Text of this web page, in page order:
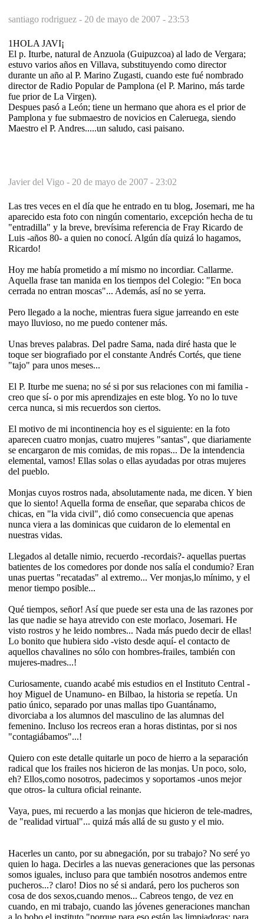
santiago rodriguez - 20 de mayo de 2007 - 23:53
1HOLA JAVI¡
El p. Iturbe, natural de Anzuola (Guipuzcoa) al lado de Vergara;
estuvo varios años en Villava, substituyendo como director
durante un año al P. Marino Zugasti, cuando este fué nombrado
director de Radio Popular de Pamplona (el P. Marino, más tarde
fue prior de La Virgen).
Despues pasó a León; tiene un hermano que ahora es el prior de
Pamplona y fue submaestro de novicios en Caleruega, siendo
Maestro el P. Andres.....un saludo, casi paisano.
Javier del Vigo - 20 de mayo de 2007 - 23:02
Las tres veces en el día que he entrado en tu blog, Josemari, me ha
aparecido esta foto con ningún comentario, excepción hecha de tu
"entradilla" y la breve, brevísima referencia de Fray Ricardo de
Luis -años 80- a quien no conocí. Algún día quizá lo hagamos,
Ricardo!
Hoy me había prometido a mí mismo no incordiar. Callarme.
Aquella frase tan manida en los tiempos del Colegio: "En boca
cerrada no entran moscas"... Además, así no se yerra.
Pero llegado a la noche, mientras fuera sigue jarreando en este
mayo lluvioso, no me puedo contener más.
Unas breves palabras. Del padre Sama, nada diré hasta que le
toque ser biografiado por el constante Andrés Cortés, que tiene
"tajo" para unos meses...
El P. Iturbe me suena; no sé si por sus relaciones con mi familia -
creo que sí- o por mis aprendizajes en este blog. Yo no lo tuve
cerca nunca, si mis recuerdos son ciertos.
El motivo de mi incontinencia hoy es el siguiente: en la foto
aparecen cuatro monjas, cuatro mujeres "santas", que diariamente
se encargaron de mis comidas, de mis ropas... De la intendencia
elemental, vamos! Ellas solas o ellas ayudadas por otras mujeres
del pueblo.
Monjas cuyos rostros nada, absolutamente nada, me dicen. Y bien
que lo siento! Aquella forma de enseñar, que separaba chicos de
chicas, en "la vida civil", dió como consecuencia que apenas
nunca viera a las dominicas que cuidaron de lo elemental en
nuestras vidas.
Llegados al detalle nimio, recuerdo -recordais?- aquellas puertas
batientes de los comedores por donde nos salía el condumio? Eran
unas puertas "recatadas" al extremo... Ver monjas,lo mínimo, y el
menor tiempo posible...
Qué tiempos, señor! Así que puede ser esta una de las razones por
las que nadie se haya atrevido con este morlaco, Josemari. He
visto rostros y he leido nombres... Nada más puedo decir de ellas!
Lo bonito que hubiera sido -visto desde aquí- el contacto de
aquellos chavalines no sólo con hombres-frailes, también con
mujeres-madres...!
Curiosamente, cuando acabé mis estudios en el Instituto Central -
hoy Miguel de Unamuno- en Bilbao, la historia se repetía. Un
patio único, separado por unas mallas tipo Guantánamo,
divorciaba a los alumnos del masculino de las alumnas del
femenino. Incluso los recreos eran a horas distintas, por si nos
"contagiábamos"...!
Quiero con este detalle quitarle un poco de hierro a la separación
radical que los frailes nos hicieron de las monjas. Un poco, solo,
eh? Ellos,como nosotros, padecimos y soportamos -unos mejor
que otros- la cultura oficial reinante.
Vaya, pues, mi recuerdo a las monjas que hicieron de tele-madres,
de "realidad virtual"... quizá más allá de su gusto y el mio.
Hacerles un canto, por su abnegación, por su trabajo? No seré yo
quien lo haga. Decirles a las nuevas generaciones que las personas
somos iguales, incluso para que también nosotros andemos entre
pucheros...? claro! Dios no sé si andará, pero los pucheros son
cosa de dos sexos,cuando menos... Cabreos tengo, de vez en
cuando, en mi trabajo, cuando las jóvenes generaciones manchan
a lo bobo el instituto,"porque para eso están las limpiadoras; para